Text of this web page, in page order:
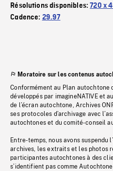
Résolutions disponibles:720 x
Cadence: 29.97
Moratoire sur les contenus
Conformément au Plan autochtone
développés par imagineNATIVE et
de l’écran autochtone, Archives
ses protocoles d’archivage avec
autochtones et du comité-conseil
Entre-temps, nous avons suspendu
archives, les extraits et les photos
participantes autochtones à des
s’identifient pas comme